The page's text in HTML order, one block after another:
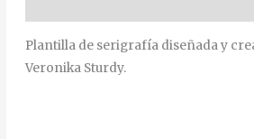
Plantilla de serigrafía diseñada y
Veronika Sturdy.